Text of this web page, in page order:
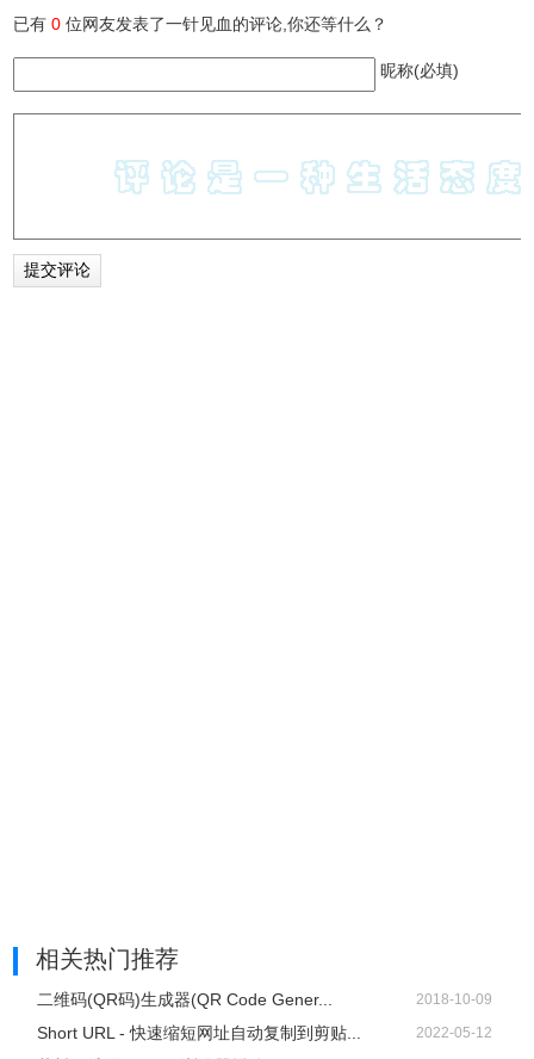
已有0 位网友发表了一针见血的评论,你还等什么？
昵称(必填)
相关热门推荐
二维码(QR码)生成器(QR Code Gener... 2018-10-09
Short URL - 快速缩短网址自动复制到剪贴... 2022-05-12